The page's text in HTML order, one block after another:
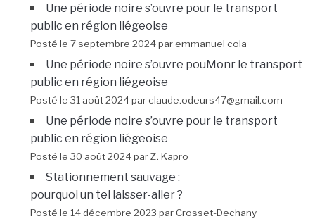
Une période noire s’ouvre pour le transport
public en région liégeoise
Posté le 7 septembre 2024 par emmanuel cola
Une période noire s’ouvre pouMonr le transport
public en région liégeoise
Posté le 31 août 2024 par claude.odeurs47@gmail.com
Une période noire s’ouvre pour le transport
public en région liégeoise
Posté le 30 août 2024 par Z. Kapro
Stationnement sauvage :
pourquoi un tel laisser-aller ?
Posté le 14 décembre 2023 par Crosset-Dechany